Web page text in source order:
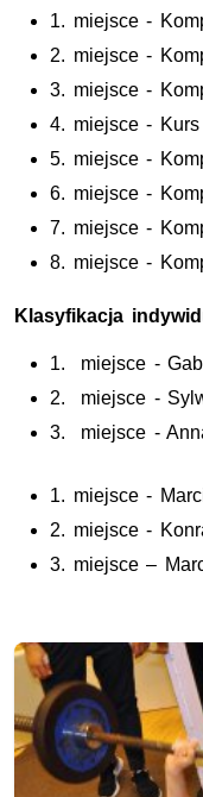
1. miejsce -
2. miejsce -
3. miejsce -
4. miejsce - Kurs
5. miejsce -
6. miejsce -
7. miejsce -
8. miejsce -
Klasyfikacja
1. miejsce -
2. miejsce -
3. miejsce -
1. miejsce -
2. miejsce -
3. miejsce –